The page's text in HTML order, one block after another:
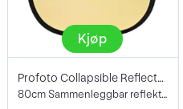
Kjøp
Profoto Collapsible Reflector Gold/Hw M
80cm Sammenleggbar reflektor Gull/Hvit